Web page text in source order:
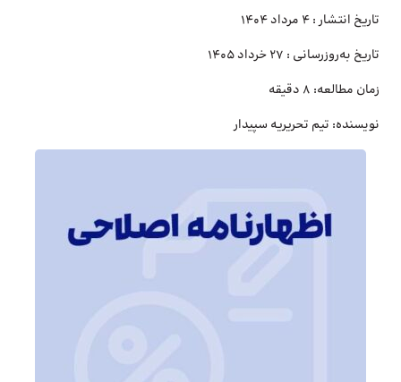
تاریخ انتشار : 4 مرداد 1404
تاریخ به‌روزرسانی : 27 خرداد 1405
زمان مطالعه: 8 دقیقه
نویسنده: تیم تحریریه سپیدار